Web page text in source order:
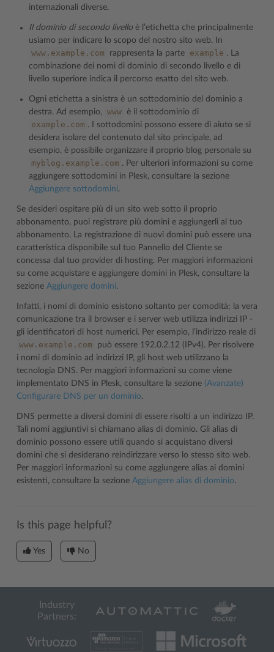
internazionali diverse.
Il dominio di secondo livelloè l’etichetta che principalmente
usiamo per indicare lo scopo del nostro sito web. In
www.example.com rappresenta la parte example . La
combinazione dei nomi di dominio di secondo livello e di
livello superiore indica il percorso esatto del sito web.
Ogni etichetta a sinistra è un sottodominio del dominio a
destra. Ad esempio, www è il sottodominio di
example.com . I sottodomini possono essere di aiuto se si
desidera isolare del contenuto dal sito principale, ad
esempio, è possibile organizzare il proprio blog personale su
myblog.example.com . Per ulteriori informazioni su come
aggiungere sottodomini in Plesk, consultare la sezione
Aggiungere sottodomini.
Se desideri ospitare più di un sito web sotto il proprio
abbonamento, puoi registrare più domini e aggiungerli al tuo
abbonamento. La registrazione di nuovi domini può essere una
caratteristica disponibile sul tuo Pannello del Cliente se
concessa dal tuo provider di hosting. Per maggiori informazioni
su come acquistare e aggiungere domini in Plesk, consultare la
sezione Aggiungere domini.
Infatti, i nomi di dominio esistono soltanto per comodità; la vera
comunicazione tra il browser e i server web utilizza indirizzi IP -
gli identificatori di host numerici. Per esempio, l’indirizzo reale di
www.example.com
può essere 192.0.2.12 (IPv4). Per risolvere
i nomi di dominio ad indirizzi IP, gli host web utilizzano la
tecnologia DNS. Per maggiori informazioni su come viene
implementato DNS in Plesk, consultare la sezione (Avanzate)
Configurare DNS per un dominio.
DNS permette a diversi domini di essere risolti a un indirizzo IP.
Tali nomi aggiuntivi si chiamano alias di dominio. Gli alias di
dominio possono essere utili quando si acquistano diversi
domini che si desiderano reindirizzare verso lo stesso sito web.
Per maggiori informazioni su come aggiungere alias ai domini
esistenti, consultare la sezione Aggiungere alias di dominio.
Is this page helpful?
Yes No
Industry
Partners: